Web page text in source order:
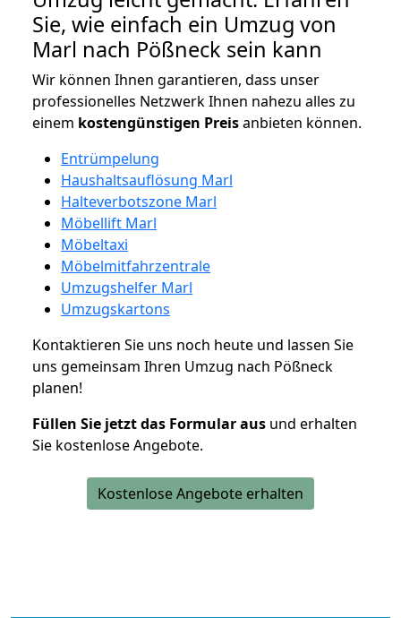
Sie, wie einfach ein Umzug von
Marl nach Pößneck sein kann
Wir können Ihnen garantieren, dass unser
professionelles Netzwerk Ihnen nahezu alles zu
einem kostengünstigen Preisanbieten können.
Entrümpelung
Haushaltsauflösung Marl
Halteverbotszone Marl
Möbellift Marl
Möbeltaxi
Möbelmitfahrzentrale
Umzugshelfer Marl
Umzugskartons
Kontaktieren Sie uns noch heute und lassen Sie
uns gemeinsam Ihren Umzug nach Pößneck
planen!
Füllen Sie jetzt das Formular aus und erhalten
Sie kostenlose Angebote.
Kostenlose Angebote erhalten